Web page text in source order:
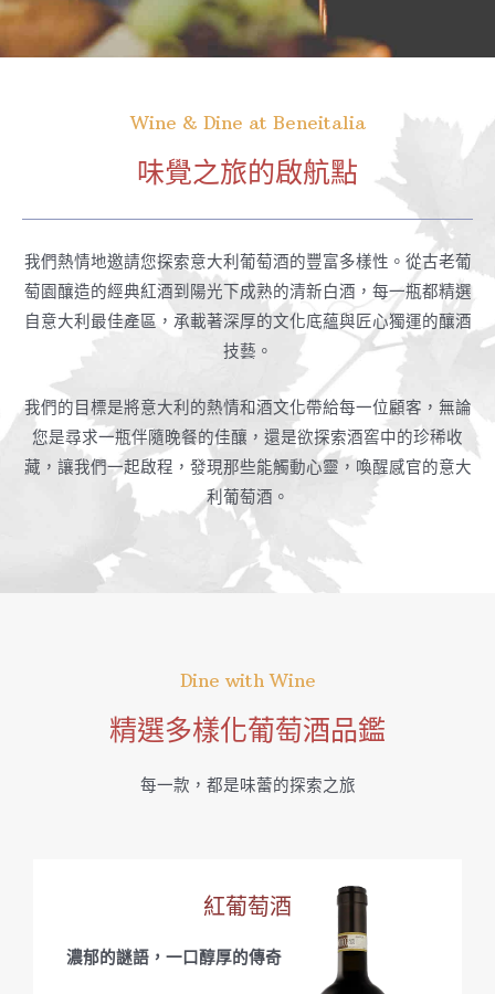
Wine & Dine at Beneitalia
味覺之旅的啟航點
我們熱情地邀請您探索意大利葡萄酒的豐富多樣性。從古老葡
萄園釀造的經典紅酒到陽光下成熟的清新白酒，每一瓶都精選
自意大利最佳產區，承載著深厚的文化底蘊與匠心獨運的釀酒
技藝。
我們的目標是將意大利的熱情和酒文化帶給每一位顧客，無論
您是尋求一瓶伴隨晚餐的佳釀，還是欲探索酒窖中的珍稀收
藏，讓我們一起啟程，發現那些能觸動心靈，喚醒感官的意大
利葡萄酒。
Dine with Wine
精選多樣化葡萄酒品鑑
每一款，都是味蕾的探索之旅
紅葡萄酒
濃郁的謎語，一口醇厚的傳奇